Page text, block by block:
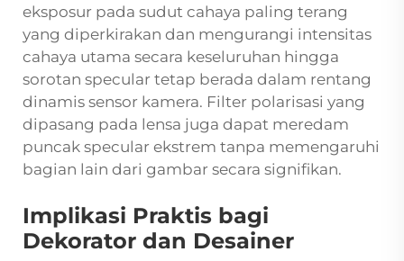
eksposur pada sudut cahaya paling terang
yang diperkirakan dan mengurangi intensitas
cahaya utama secara keseluruhan hingga
sorotan specular tetap berada dalam rentang
dinamis sensor kamera. Filter polarisasi yang
dipasang pada lensa juga dapat meredam
puncak specular ekstrem tanpa memengaruhi
bagian lain dari gambar secara signifikan.
Implikasi Praktis bagi
Dekorator dan Desainer